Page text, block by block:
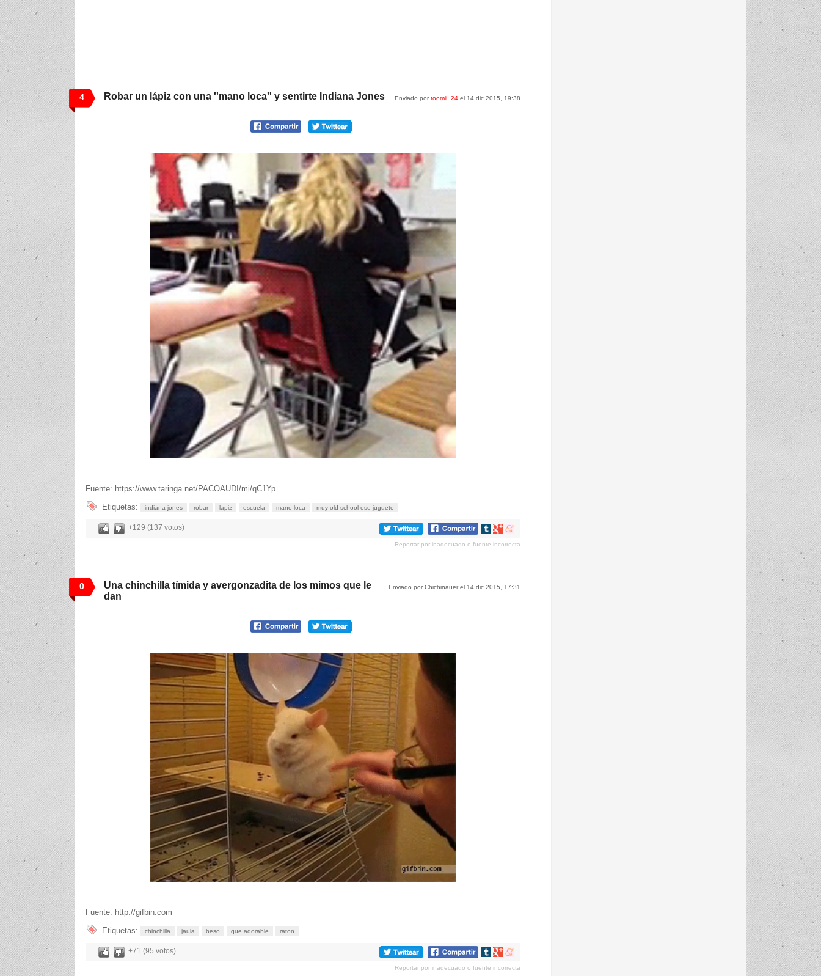
4 Enviado portoomii_24 el 14 dic 2015, 19:38
Robar un lápiz con una ''mano loca'' y sentirte Indiana Jones
Fuente: https://www.taringa.net/PACOAUDI/mi/qC1Yp
Etiquetas:
indiana jones robar lapiz escuela mano loca muy old school ese juguete
+129 (137 votos)
Compartir
tumblr
Compartir
Google+
Compartir
meneame
Reportar por inadecuado o fuente incorrecta
0 Enviado por Chichinauer el 14 dic 2015, 17:31
Una chinchilla tímida y avergonzadita de los mimos que le
dan
Fuente: http://gifbin.com
Etiquetas:
chinchilla jaula beso que adorable raton
+71 (95 votos)
Compartir
tumblr
Compartir
Google+
Compartir
meneame
Reportar por inadecuado o fuente incorrecta